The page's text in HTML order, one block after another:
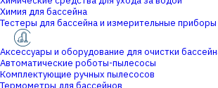
Химия для бассейна
Тестеры для бассейна и измерительные приборы
Аксессуары и оборудование для очистки
Автоматические роботы-пылесосы
Комплектующие ручных пылесосов
Термометры для бассейнов